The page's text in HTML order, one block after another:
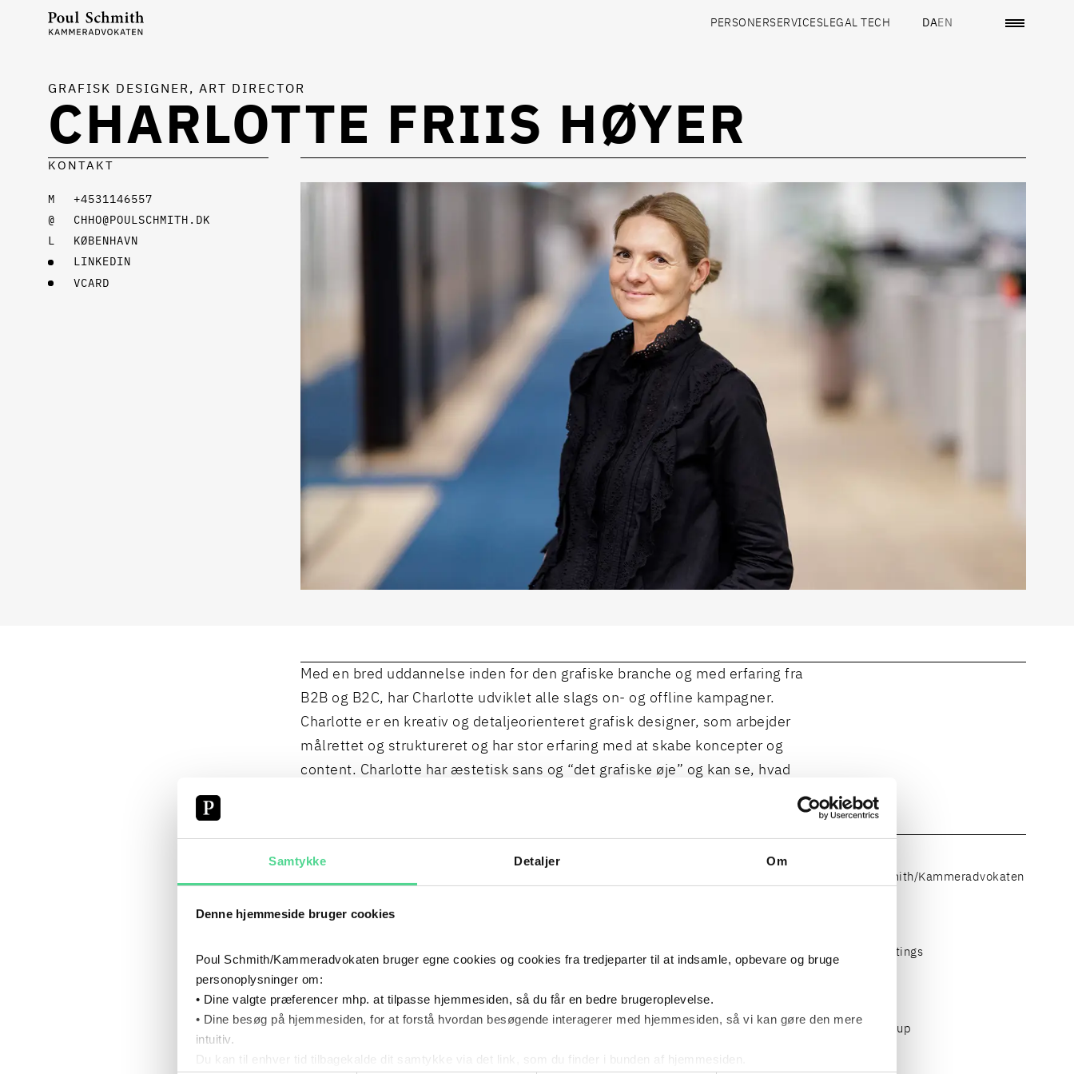
Samtykke Detaljer Om
Denne hjemmeside bruger cookies
Poul Schmith/Kammeradvokaten bruger egne cookies og cookies fra tredjeparter til at indsamle, opbevare og bruge
personoplysninger om:
• Dine valgte præferencer mhp. at tilpasse hjemmesiden, så du får en bedre brugeroplevelse.
• Dine besøg på hjemmesiden, for at forstå hvordan besøgende interagerer med hjemmesiden, så vi kan gøre den mere
intuitiv.
Du kan til enhver tid tilbagekalde dit samtykke via det link, som du finder i bunden af hjemmesiden.
PERSONERSERVICESLEGAL TECH DAEN
CHARLOTTE FRIIS HØYER
GRAFISK DESIGNER, ART DIRECTOR
KONTAKT
+4531146557
CHHO@POULSCHMITH.DK
KØBENHAVN
LINKEDIN
VCARD
Med en bred uddannelse inden for den grafiske branche og med erfaring fra
B2B og B2C, har Charlotte udviklet alle slags on- og offline kampagner.
Charlotte er en kreativ og detaljeorienteret grafisk designer, som arbejder
målrettet og struktureret og har stor erfaring med at skabe koncepter og
content. Charlotte har æstetisk sans og “det grafiske øje” og kan se, hvad
CV
2021–NU
Grafisk designer/Art director, Poul Schmith/Kammeradvokaten
2018–2021
KARRIERE
Grafisk designer, PPG Architectural Coatings
2017 - 2018
Grafisk designer, Rosendahl Design Group